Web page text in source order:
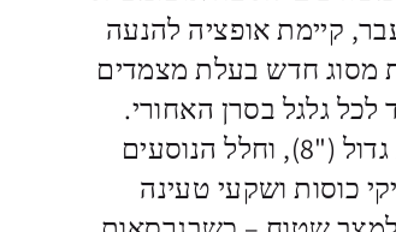
קיימת אופציה להנעה
מסוג חדש בעלת מצמדים
גלגל בסרן האחורי.
בעיצוב סביבת הנהג שולט מסך מגע גדול ("8), וחלל הנוסעים
כוסות ושקעי טעינה